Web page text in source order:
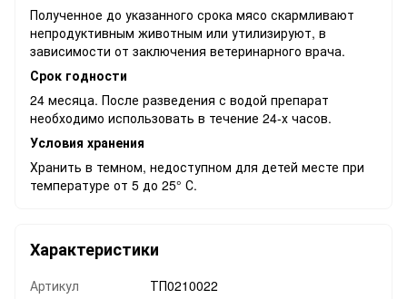
Полученное до указанного срока мясо скармливают
непродуктивным животным или утилизируют, в
зависимости от заключения ветеринарного врача.
Срок годности
24 месяца. После разведения с водой препарат
необходимо использовать в течение 24-х часов.
Условия хранения
Хранить в темном, недоступном для детей месте при
температуре от 5 до 25° С.
Характеристики
Артикул
ТП0210022